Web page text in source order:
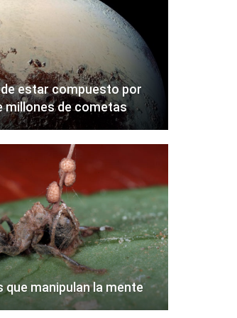
estar compuesto por
millones de cometas
que manipulan la mente